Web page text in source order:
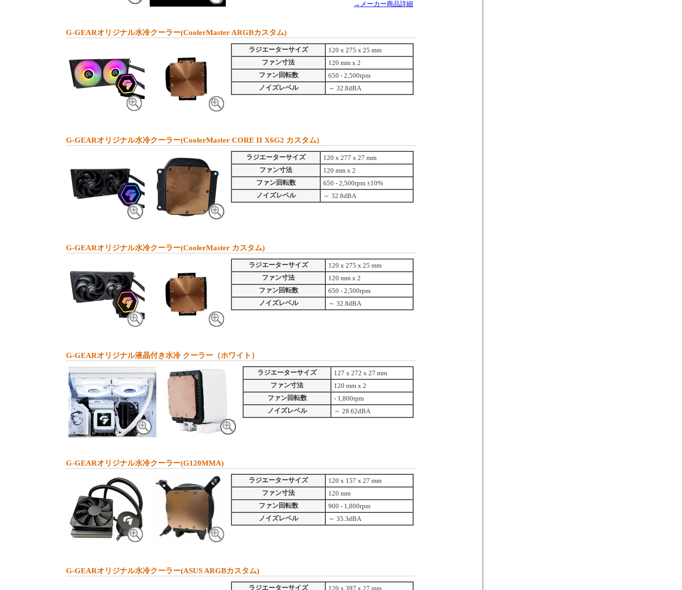
→メーカー商品詳細
G-GEARオリジナル水冷クーラー(CoolerMaster ARGBカスタム)
ラジエーターサイズ
120 x 275 x 25 mm
ファン寸法
120 mm x 2
ファン回転数
650 - 2,500rpm
ノイズレベル
～ 32.8dBA
G-GEARオリジナル水冷クーラー(CoolerMaster CORE II X6G2 カスタム)
ラジエーターサイズ
120 x 277 x 27 mm
ファン寸法
120 mm x 2
ファン回転数
650 - 2,500rpm ±10%
ノイズレベル
～ 32.8dBA
G-GEARオリジナル水冷クーラー(CoolerMaster カスタム)
ラジエーターサイズ
120 x 275 x 25 mm
ファン寸法
120 mm x 2
ファン回転数
650 - 2,500rpm
ノイズレベル
～ 32.8dBA
G-GEARオリジナル液晶付き水冷 クーラー（ホワイト）
ラジエーターサイズ
127 x 272 x 27 mm
ファン寸法
120 mm x 2
ファン回転数
- 1,800rpm
ノイズレベル
～ 28.62dBA
G-GEARオリジナル水冷クーラー(G120MMA)
ラジエーターサイズ
120 x 157 x 27 mm
ファン寸法
120 mm
ファン回転数
900 - 1,800rpm
ノイズレベル
～ 35.3dBA
G-GEARオリジナル水冷クーラー(ASUS ARGBカスタム)
ラジエーターサイズ
120 x 397 x 27 mm